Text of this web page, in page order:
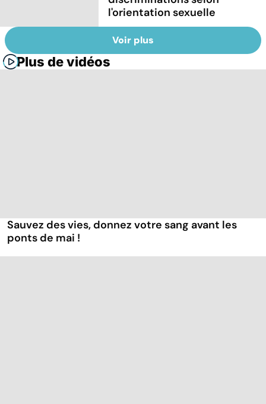
l'orientation sexuelle
Voir plus
Plus de vidéos
Sauvez des vies, donnez votre sang avant les
ponts de mai !